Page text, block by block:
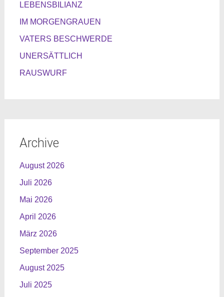
LEBENSBILIANZ
IM MORGENGRAUEN
VATERS BESCHWERDE
UNERSÄTTLICH
RAUSWURF
Archive
August 2026
Juli 2026
Mai 2026
April 2026
März 2026
September 2025
August 2025
Juli 2025